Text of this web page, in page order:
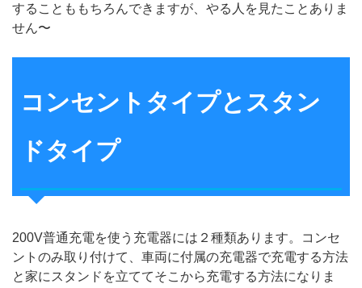
することももちろんできますが、やる人を見たことありま
せん〜
コンセントタイプとスタン
ドタイプ
200V普通充電を使う充電器には２種類あります。コンセ
ントのみ取り付けて、車両に付属の充電器で充電する方法
と家にスタンドを立ててそこから充電する方法になりま